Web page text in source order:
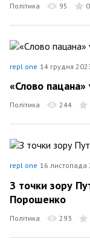
Політика 95 0
repl one 14 грудня
«Слово
Політика 244
repl one 16 листопада
З точки зору
Порошенко
Політика 293